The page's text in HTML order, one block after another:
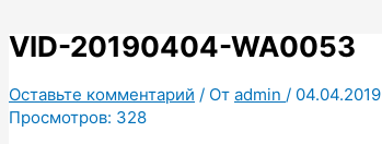
VID-20190404-WA0053
Оставьте комментарий / От admin / 04.04.2019
Просмотров: 328